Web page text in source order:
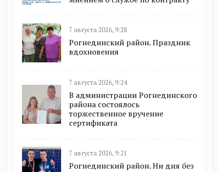
7 августа 2026, 9:28
Рогнединский район. Праздник
вдохновения
7 августа 2026, 9:24
В администрации Рогнединского
района состоялось
торжественное вручение
сертификата
7 августа 2026, 9:21
Рогнединский район. Ни дня без